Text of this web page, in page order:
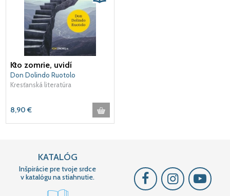
Kto zomrie, uvidí
Don Dolindo Ruotolo
Kresťanská literatúra
8,90 €
KATALÓG
Inšpirácie pre tvoje srdce
v katalógu na stiahnutie.